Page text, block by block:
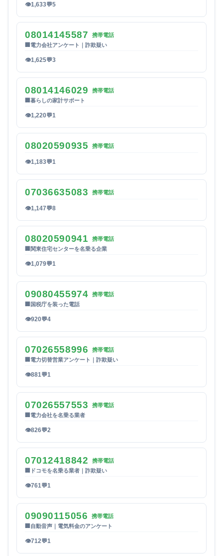
👁1,633💬5
08014145587
携帯電話
電力会社アンケート｜詐欺疑い
👁1,625💬3
08014146029
携帯電話
暮らしの家計サポート
👁1,220💬1
08020590935 携帯電話
👁1,183💬1
07036635083 携帯電話
👁1,147💬8
08020590941
携帯電話
関東住宅センターを名乗る企業
👁1,079💬1
09080455974
携帯電話
国税庁を装った電話
👁920💬4
07026558996
携帯電話
電力切替営業アンケート｜詐欺疑い
👁881💬1
07026557553
携帯電話
電力会社を名乗る業者
👁826💬2
07012418842
携帯電話
ドコモを名乗る業者｜詐欺疑い
👁761💬1
09090115056
携帯電話
自動音声｜電気料金のアンケート
👁712💬1